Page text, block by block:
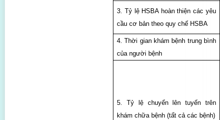
3. Tỷ lệ HSBA hoàn thiện các yêu
cầu cơ bản theo quy chế HSBA
4. Thời gian khám bệnh trung bình
của người bệnh
5. Tỷ lệ chuyển lên tuyến trên
khám chữa bệnh (tất cả các bệnh)